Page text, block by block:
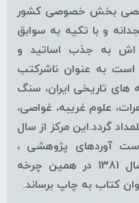
بخش خصوصی کشور
و با تکیه به سوابق
اش به جذب اساتید و
به عنوان ناشرکتب
های تاریخی ایران، سنگ
علوم غریبه، غواصی،
گردد.این مرکز از سال
دست آوردهای پژوهشی ،
فرهنگی پایه گذاری شد و از سال 1381 در همین چرخه
کتاب به چاپ برساند.